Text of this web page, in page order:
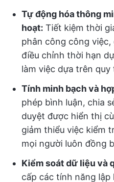
Tự động hóa thông
hoạt: Tiết kiệm thời
phân công công
điều chỉnh thời hạn
làm việc dựa trên quy
Tính minh bạch và
phép bình luận, chia
duyệt được hiển thị
giảm thiểu việc kiểm
mọi người luôn đồng
Kiểm soát dữ liệu và
cấp các tính năng